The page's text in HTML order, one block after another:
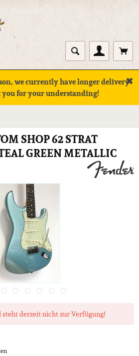
we currently have longer delivery
you for your understanding!
✖
SHOP 62 STRAT
GREEN METALLIC
derzeit nicht zur Verfügung!